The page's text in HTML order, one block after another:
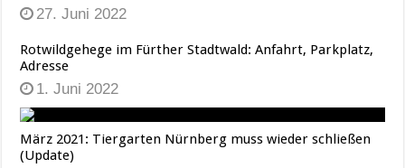
27. Juni 2022
Rotwildgehege im Fürther Stadtwald: Anfahrt, Parkplatz,
Adresse
1. Juni 2022
März 2021: Tiergarten Nürnberg muss wieder schließen
(Update)